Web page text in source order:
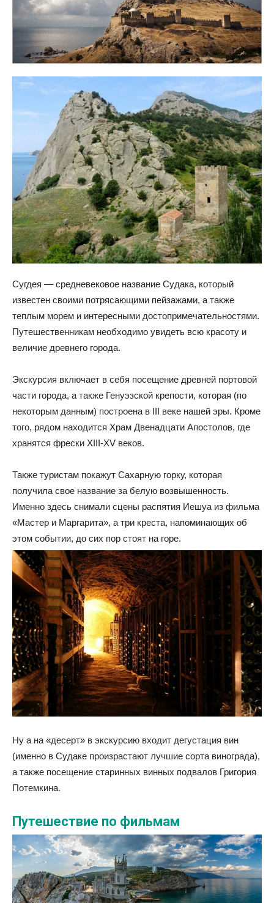
Сугдея — средневековое название Судака, который
известен своими потрясающими пейзажами, а также
теплым морем и интересными достопримечательностями.
Путешественникам необходимо увидеть всю красоту и
величие древнего города.
Экскурсия включает в себя посещение древней портовой
части города, а также Генуэзской крепости, которая (по
некоторым данным) построена в III веке нашей эры. Кроме
того, рядом находится Храм Двенадцати Апостолов, где
хранятся фрески XIII-XV веков.
Также туристам покажут Сахарную горку, которая
получила свое название за белую возвышенность.
Именно здесь снимали сцены распятия Иешуа из фильма
«Мастер и Маргарита», а три креста, напоминающих об
этом событии, до сих пор стоят на горе.
Ну а на «десерт» в экскурсию входит дегустация вин
(именно в Судаке произрастают лучшие сорта винограда),
а также посещение старинных винных подвалов Григория
Потемкина.
Путешествие по фильмам